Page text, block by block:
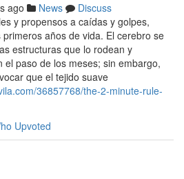
ago News
Discuss
y propensos a caídas y golpes,
años de vida. El cerebro se
estructuras que lo rodean y
paso de los meses; sin embargo,
que el tejido suave
36857768/the-2-minute-rule-
Upvoted